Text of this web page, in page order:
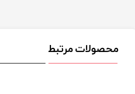
محصولات مرتبط